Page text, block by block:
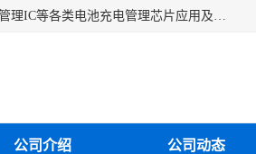
深圳市蓝鲸源科技有限公司是一家专注于开关型充电管理IC、线性充电管理IC、升压充电管理IC等各类电池充电管理芯片应用及芯片销售的企业，多年来公司为众多企业解决充电应用难题，设计缺陷，EMC超量等问题，是一家以充电技术指导为核心的充电芯片销售公司。
公司介绍 公司动态